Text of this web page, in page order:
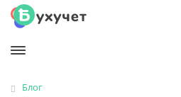
Блог